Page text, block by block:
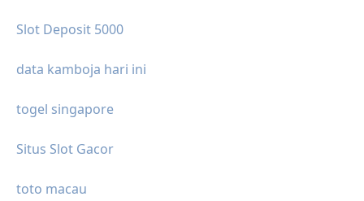
Slot Deposit 5000
data kamboja hari ini
togel singapore
Situs Slot Gacor
toto macau